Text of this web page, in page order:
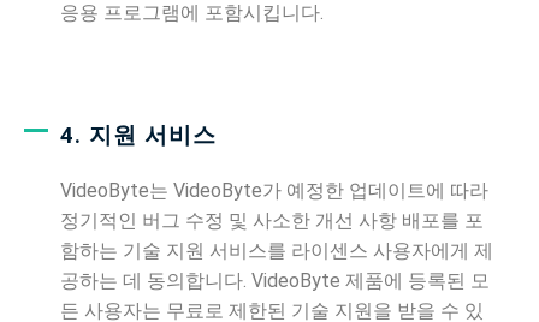
응용 프로그램에 포함시킵니다.
4. 지원 서비스
VideoByte는 VideoByte가 예정한 업데이트에 따라
정기적인 버그 수정 및 사소한 개선 사항 배포를 포
함하는 기술 지원 서비스를 라이센스 사용자에게 제
공하는 데 동의합니다. VideoByte 제품에 등록된 모
든 사용자는 무료로 제한된 기술 지원을 받을 수 있